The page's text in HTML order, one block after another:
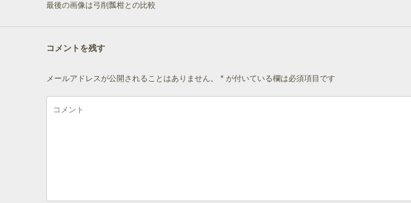
最後の画像は弓削瓢柑との比較
コメントを残す
メールアドレスが公開されることはありません。 * が付いている欄は必須項目です